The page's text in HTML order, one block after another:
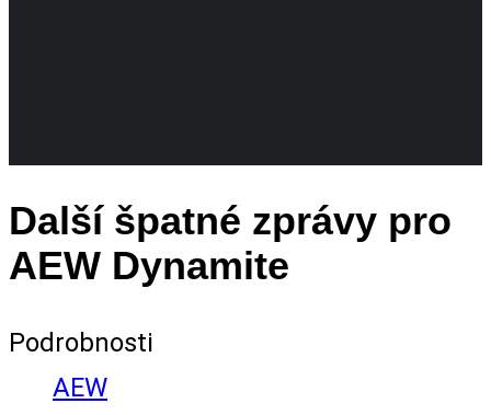
Další špatné zprávy pro
AEW Dynamite
Podrobnosti
AEW